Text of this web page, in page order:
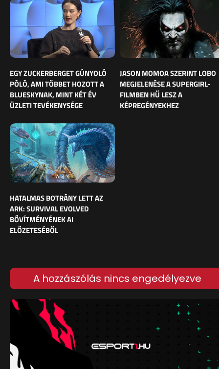
EGY ZUCKERBERGET GÚNYOLÓ
PÓLÓ, AMI TÖBBET HOZOTT A
BLUESKYNAK, MINT KÉT ÉV
ÜZLETI TEVÉKENYSÉGE
JASON MOMOA SZERINT LOBO
MEGJELENÉSE A SUPERGIRL-
FILMBEN HŰ LESZ A
KÉPREGÉNYEKHEZ
HATALMAS BOTRÁNY LETT AZ
ARK: SURVIVAL EVOLVED
BŐVÍTMÉNYÉNEK AI
ELŐZETESÉBŐL
A hozzászólás nincs engedélyezve